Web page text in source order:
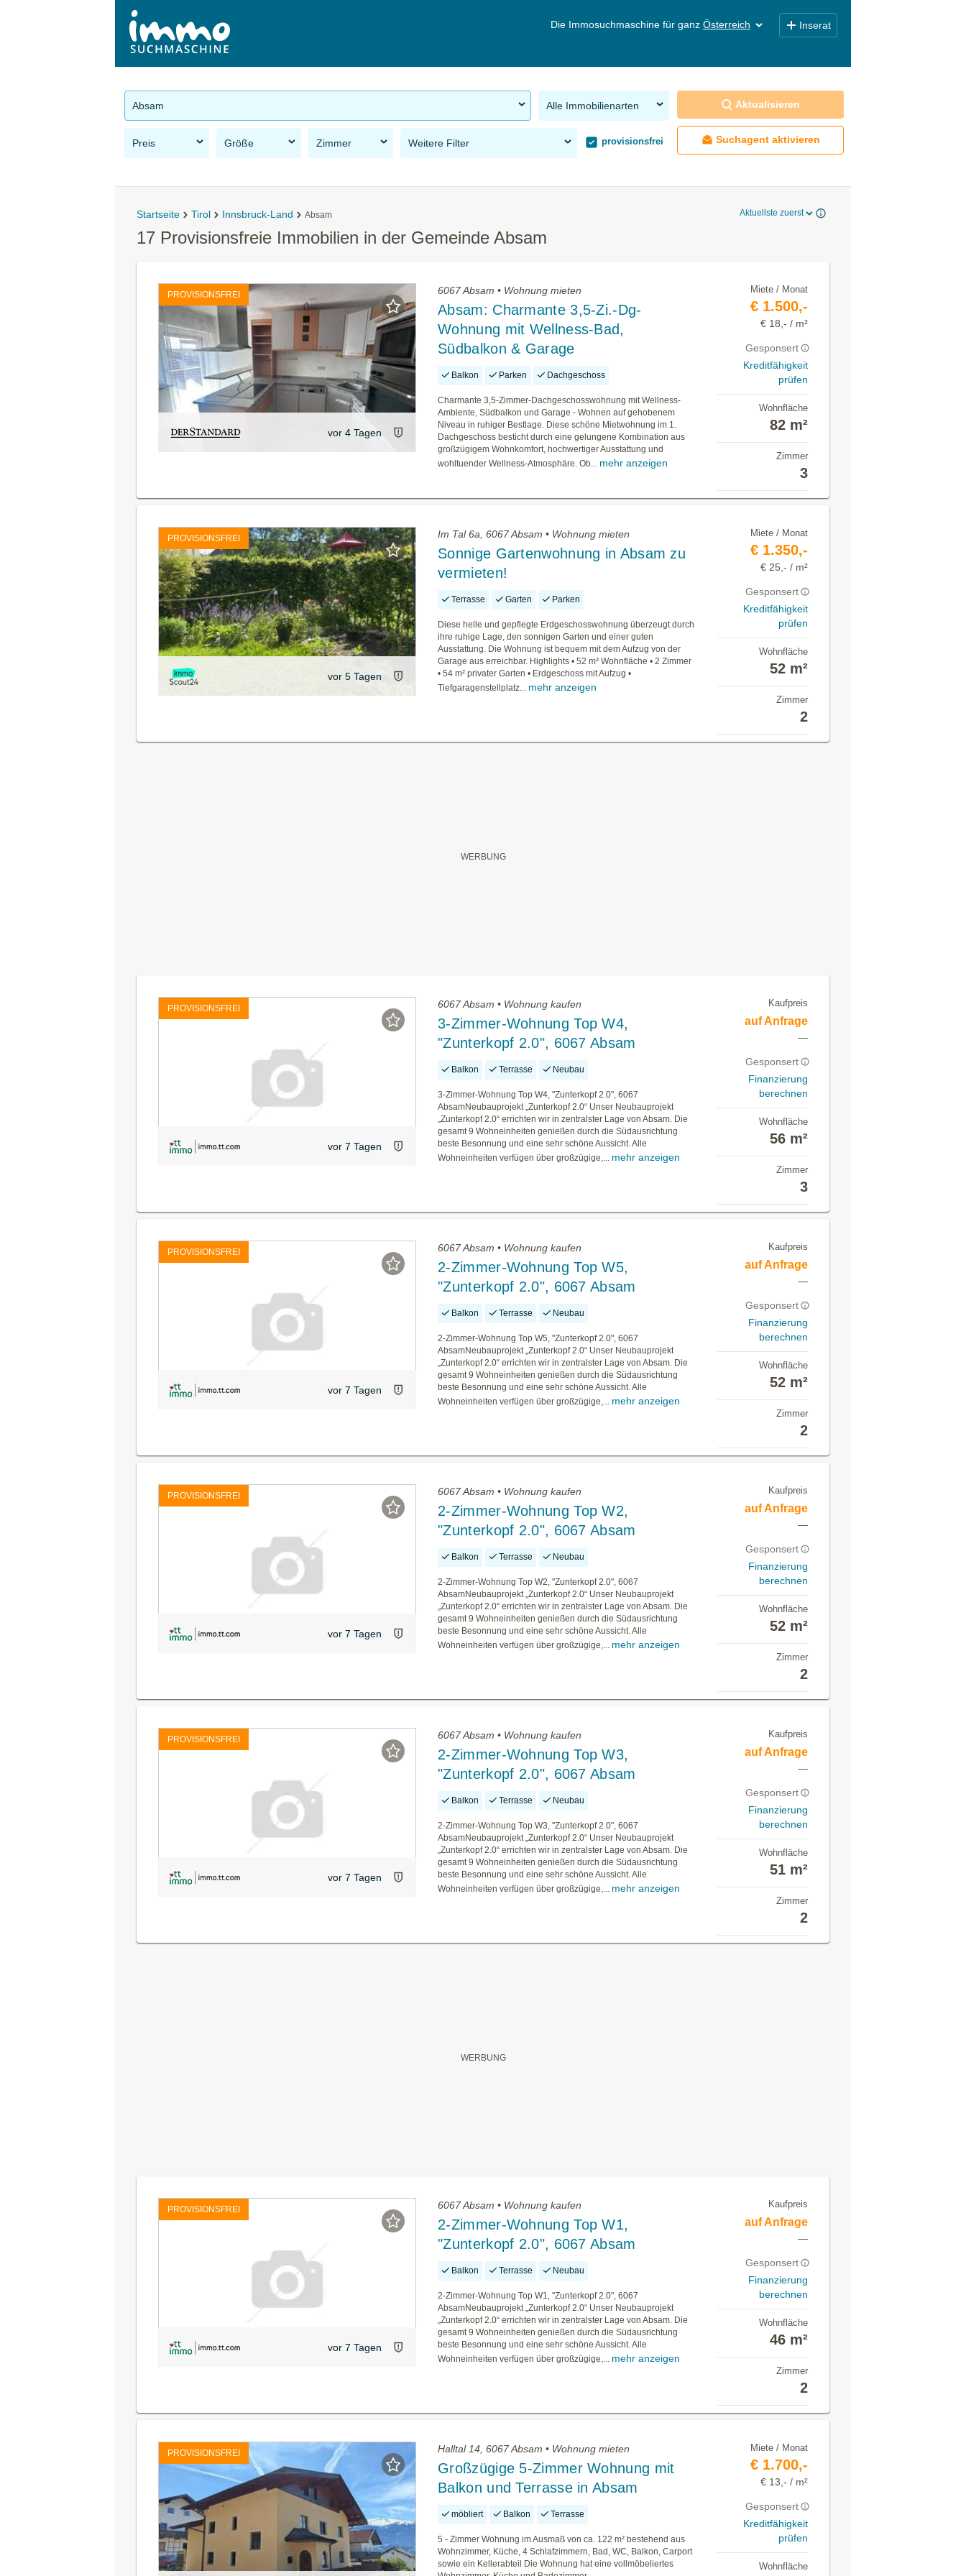
Die Immosuchmaschine für ganz Österreich Inserat
Absam Alle Immobilienarten
Preis Größe Zimmer Weitere Filter provisionsfrei
Aktualisieren
Suchagent aktivieren
Startseite Tirol Innsbruck-Land Absam Aktuellste zuerst
17 Provisionsfreie Immobilien in der Gemeinde Absam
PROVISIONSFREI
vor 4 Tagen
6067 Absam • Wohnung mieten
Absam: Charmante 3,5-Zi.-Dg-
Wohnung mit Wellness-Bad,
Südbalkon & Garage
Balkon Parken Dachgeschoss
Charmante 3,5-Zimmer-Dachgeschosswohnung mit Wellness-
Ambiente, Südbalkon und Garage - Wohnen auf gehobenem
Niveau in ruhiger Bestlage. Diese schöne Mietwohnung im 1.
Dachgeschoss besticht durch eine gelungene Kombination aus
großzügigem Wohnkomfort, hochwertiger Ausstattung und
wohltuender Wellness-Atmosphäre. Ob... mehr anzeigen
Miete / Monat
€ 1.500,-
€ 18,- / m²
Gesponsert
Kreditfähigkeit
prüfen
Wohnfläche
82 m²
Zimmer
3
PROVISIONSFREI
vor 5 Tagen
Im Tal 6a, 6067 Absam • Wohnung mieten
Sonnige Gartenwohnung in Absam zu
vermieten!
Terrasse Garten Parken
Diese helle und gepflegte Erdgeschosswohnung überzeugt durch
ihre ruhige Lage, den sonnigen Garten und einer guten
Ausstattung. Die Wohnung ist bequem mit dem Aufzug von der
Garage aus erreichbar. Highlights • 52 m² Wohnfläche • 2 Zimmer
• 54 m² privater Garten • Erdgeschoss mit Aufzug •
Tiefgaragenstellplatz... mehr anzeigen
Miete / Monat
€ 1.350,-
€ 25,- / m²
Gesponsert
Kreditfähigkeit
prüfen
Wohnfläche
52 m²
Zimmer
2
PROVISIONSFREI
vor 7 Tagen
6067 Absam • Wohnung kaufen
3-Zimmer-Wohnung Top W4,
"Zunterkopf 2.0", 6067 Absam
Balkon Terrasse Neubau
3-Zimmer-Wohnung Top W4, "Zunterkopf 2.0", 6067
AbsamNeubauprojekt „Zunterkopf 2.0“ Unser Neubauprojekt
„Zunterkopf 2.0“ errichten wir in zentralster Lage von Absam. Die
gesamt 9 Wohneinheiten genießen durch die Südausrichtung
beste Besonnung und eine sehr schöne Aussicht. Alle
Wohneinheiten verfügen über großzügige,... mehr anzeigen
Kaufpreis
auf Anfrage
—
Gesponsert
Finanzierung
berechnen
Wohnfläche
56 m²
Zimmer
3
PROVISIONSFREI
vor 7 Tagen
6067 Absam • Wohnung kaufen
2-Zimmer-Wohnung Top W5,
"Zunterkopf 2.0", 6067 Absam
Balkon Terrasse Neubau
2-Zimmer-Wohnung Top W5, "Zunterkopf 2.0", 6067
AbsamNeubauprojekt „Zunterkopf 2.0“ Unser Neubauprojekt
„Zunterkopf 2.0“ errichten wir in zentralster Lage von Absam. Die
gesamt 9 Wohneinheiten genießen durch die Südausrichtung
beste Besonnung und eine sehr schöne Aussicht. Alle
Wohneinheiten verfügen über großzügige,... mehr anzeigen
Kaufpreis
auf Anfrage
—
Gesponsert
Finanzierung
berechnen
Wohnfläche
52 m²
Zimmer
2
PROVISIONSFREI
vor 7 Tagen
6067 Absam • Wohnung kaufen
2-Zimmer-Wohnung Top W2,
"Zunterkopf 2.0", 6067 Absam
Balkon Terrasse Neubau
2-Zimmer-Wohnung Top W2, "Zunterkopf 2.0", 6067
AbsamNeubauprojekt „Zunterkopf 2.0“ Unser Neubauprojekt
„Zunterkopf 2.0“ errichten wir in zentralster Lage von Absam. Die
gesamt 9 Wohneinheiten genießen durch die Südausrichtung
beste Besonnung und eine sehr schöne Aussicht. Alle
Wohneinheiten verfügen über großzügige,... mehr anzeigen
Kaufpreis
auf Anfrage
—
Gesponsert
Finanzierung
berechnen
Wohnfläche
52 m²
Zimmer
2
PROVISIONSFREI
vor 7 Tagen
6067 Absam • Wohnung kaufen
2-Zimmer-Wohnung Top W3,
"Zunterkopf 2.0", 6067 Absam
Balkon Terrasse Neubau
2-Zimmer-Wohnung Top W3, "Zunterkopf 2.0", 6067
AbsamNeubauprojekt „Zunterkopf 2.0“ Unser Neubauprojekt
„Zunterkopf 2.0“ errichten wir in zentralster Lage von Absam. Die
gesamt 9 Wohneinheiten genießen durch die Südausrichtung
beste Besonnung und eine sehr schöne Aussicht. Alle
Wohneinheiten verfügen über großzügige,... mehr anzeigen
Kaufpreis
auf Anfrage
—
Gesponsert
Finanzierung
berechnen
Wohnfläche
51 m²
Zimmer
2
PROVISIONSFREI
vor 7 Tagen
6067 Absam • Wohnung kaufen
2-Zimmer-Wohnung Top W1,
"Zunterkopf 2.0", 6067 Absam
Balkon Terrasse Neubau
2-Zimmer-Wohnung Top W1, "Zunterkopf 2.0", 6067
AbsamNeubauprojekt „Zunterkopf 2.0“ Unser Neubauprojekt
„Zunterkopf 2.0“ errichten wir in zentralster Lage von Absam. Die
gesamt 9 Wohneinheiten genießen durch die Südausrichtung
beste Besonnung und eine sehr schöne Aussicht. Alle
Wohneinheiten verfügen über großzügige,... mehr anzeigen
Kaufpreis
auf Anfrage
—
Gesponsert
Finanzierung
berechnen
Wohnfläche
46 m²
Zimmer
2
PROVISIONSFREI Halltal 14, 6067 Absam • Wohnung mieten
Großzügige 5-Zimmer Wohnung mit
Balkon und Terrasse in Absam
möbliert Balkon Terrasse
5 - Zimmer Wohnung im Ausmaß von ca. 122 m² bestehend aus
Wohnzimmer, Küche, 4 Schlafzimmern, Bad, WC, Balkon, Carport
sowie ein Kellerabteil Die Wohnung hat eine vollmöbeliertes
Miete / Monat
€ 1.700,-
€ 13,- / m²
Gesponsert
Kreditfähigkeit
prüfen
Wohnfläche